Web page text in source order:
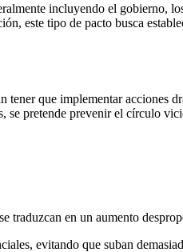
incluyendo el gobierno,
este tipo de pacto busca
que implementar acciones
pretende prevenir el círculo
traduzcan en un aumento
evitando que suban